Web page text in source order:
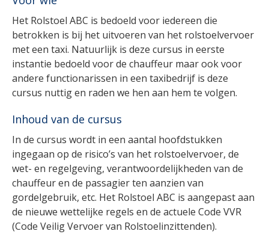
Het Rolstoel ABC is bedoeld voor iedereen die
betrokken is bij het uitvoeren van het rolstoelvervoer
met een taxi. Natuurlijk is deze cursus in eerste
instantie bedoeld voor de chauffeur maar ook voor
andere functionarissen in een taxibedrijf is deze
cursus nuttig en raden we hen aan hem te volgen.
Inhoud van de cursus
In de cursus wordt in een aantal hoofdstukken
ingegaan op de risico’s van het rolstoelvervoer, de
wet- en regelgeving, verantwoordelijkheden van de
chauffeur en de passagier ten aanzien van
gordelgebruik, etc. Het Rolstoel ABC is aangepast aan
de nieuwe wettelijke regels en de actuele Code VVR
(Code Veilig Vervoer van Rolstoelinzittenden).